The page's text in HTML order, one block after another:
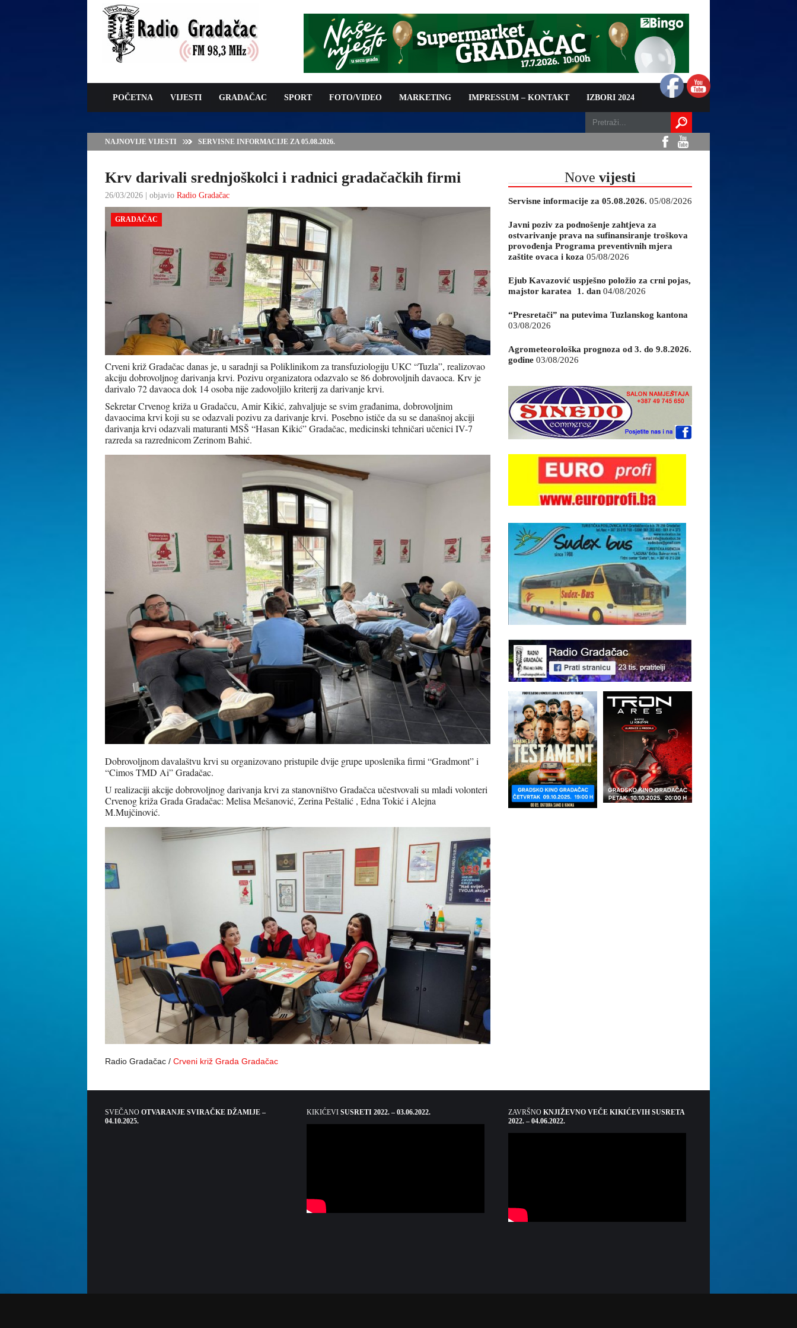
POČETNA VIJESTI GRADAČAC SPORT FOTO/VIDEO MARKETING IMPRESSUM – KONTAKT IZBORI 2024
NAJNOVIJE VIJESTI
JAVNI POZIV ZA PODNOŠENJE ZAHTJEVA ZA OSTVARIVANJE PRAVA NA
SUFINANSIRANJE TROŠKOVA PROVOĐENJA PROGRAMA PREVENTIVNIH MJERA
Krv darivali srednjoškolci i radnici gradačačkih firmi
26/03/2026 | objavio Radio Gradačac
GRADAČAC
Crveni križ Gradačac danas je, u saradnji sa Poliklinikom za transfuziologiju UKC “Tuzla”, realizovao
akciju dobrovoljnog darivanja krvi. Pozivu organizatora odazvalo se 86 dobrovoljnih davaoca. Krv je
darivalo 72 davaoca dok 14 osoba nije zadovoljilo kriterij za darivanje krvi.
Sekretar Crvenog križa u Gradačcu, Amir Kikić, zahvaljuje se svim građanima, dobrovoljnim
davaocima krvi koji su se odazvali pozivu za darivanje krvi. Posebno ističe da su se današnoj akciji
darivanja krvi odazvali maturanti MSŠ “Hasan Kikić” Gradačac, medicinski tehničari učenici IV-7
razreda sa razrednicom Zerinom Bahić.
Dobrovoljnom davalaštvu krvi su organizovano pristupile dvije grupe uposlenika firmi “Gradmont” i
“Cimos TMD Ai” Gradačac.
U realizaciji akcije dobrovoljnog darivanja krvi za stanovništvo Gradačca učestvovali su mladi volonteri
Crvenog križa Grada Gradačac: Melisa Mešanović, Zerina Peštalić , Edna Tokić i Alejna
M.Mujčinović.
Radio Gradačac / Crveni križ Grada Gradačac
Nove vijesti
Servisne informacije za 05.08.2026. 05/08/2026
Javni poziv za podnošenje zahtjeva za
ostvarivanje prava na sufinansiranje troškova
provođenja Programa preventivnih mjera
zaštite ovaca i koza 05/08/2026
Ejub Kavazović uspješno položio za crni pojas,
majstor karatea 1. dan 04/08/2026
“Presretači” na putevima Tuzlanskog kantona
03/08/2026
Agrometeorološka prognoza od 3. do 9.8.2026.
godine 03/08/2026
SVEČANO OTVARANJE SVIRAČKE DŽAMIJE –
04.10.2025.
KIKIĆEVI SUSRETI 2022. – 03.06.2022. ZAVRŠNO KNJIŽEVNO VEČE KIKIĆEVIH SUSRETA
2022. – 04.06.2022.